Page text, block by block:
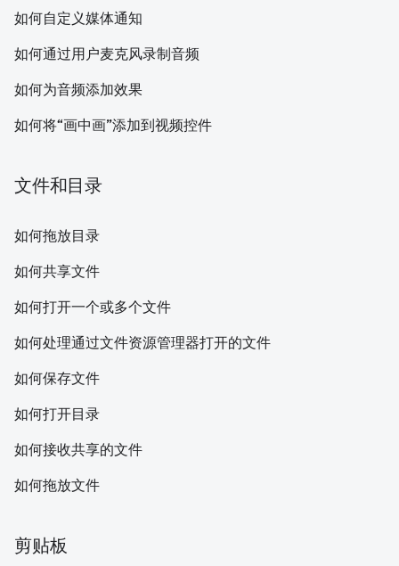
如何自定义媒体通知
如何通过用户麦克风录制音频
如何为音频添加效果
如何将“画中画”添加到视频控件
文件和目录
如何拖放目录
如何共享文件
如何打开一个或多个文件
如何处理通过文件资源管理器打开的文件
如何保存文件
如何打开目录
如何接收共享的文件
如何拖放文件
剪贴板